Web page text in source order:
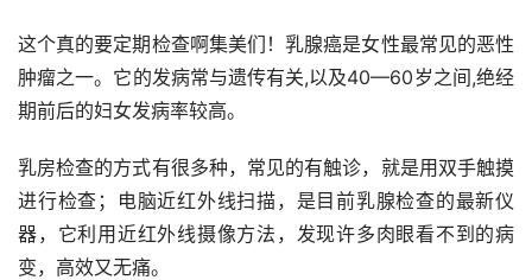
这个真的要定期检查啊集美们！乳腺癌是女性最常见的恶性
肿瘤之一。它的发病常与遗传有关,以及40—60岁之间,绝经
期前后的妇女发病率较高。
乳房检查的方式有很多种，常见的有触诊，就是用双手触摸
进行检查；电脑近红外线扫描，是目前乳腺检查的最新仪
器，它利用近红外线摄像方法，发现许多肉眼看不到的病
变，高效又无痛。